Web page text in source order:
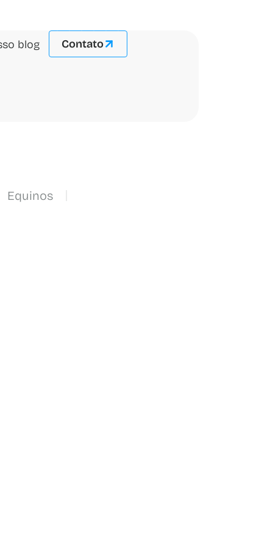
blog Contato
Equinos